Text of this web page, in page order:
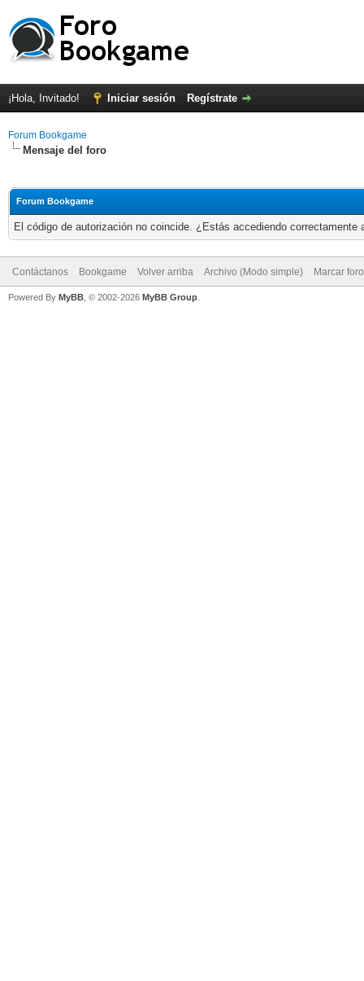
¡Hola, Invitado! Iniciar sesión Regístrate
Forum Bookgame
Mensaje del foro
Forum Bookgame
El código de autorización no coincide. ¿Estás accediendo
Contáctanos Bookgame Volver arriba Archivo (Modo simple) Marcar
Powered By MyBB , © 2002-2026 MyBB Group